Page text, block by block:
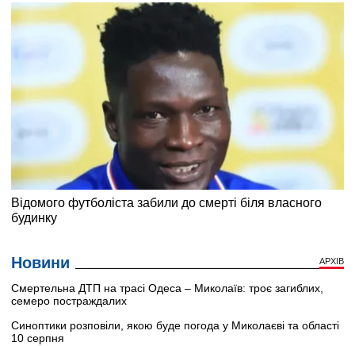
Новини АРХІВ
Смертельна ДТП на трасі Одеса – Миколаїв: троє загиблих,
семеро постраждалих
Синоптики розповіли, якою буде погода у Миколаєві та області
10 серпня